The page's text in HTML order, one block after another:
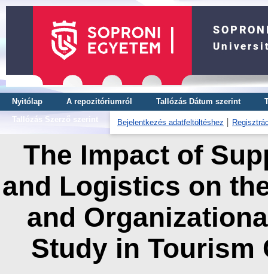
Nyitólap A repozitóriumról Tallózás Dátum szerint
Tallózás Szerző szerint
Bejelentkezés adatfeltöltéshez
The Impact of
and Logistics on
and
Study in Tourism